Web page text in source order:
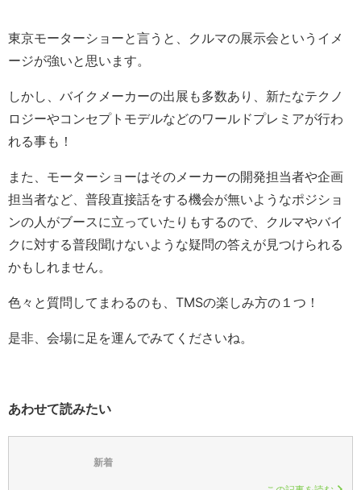
東京モーターショーと言うと、クルマの展示会というイメ
ージが強いと思います。
しかし、バイクメーカーの出展も多数あり、新たなテクノ
ロジーやコンセプトモデルなどのワールドプレミアが行わ
れる事も！
また、モーターショーはそのメーカーの開発担当者や企画
担当者など、普段直接話をする機会が無いようなポジショ
ンの人がブースに立っていたりもするので、クルマやバイ
クに対する普段聞けないような疑問の答えが見つけられる
かもしれません。
色々と質問してまわるのも、TMSの楽しみ方の１つ！
是非、会場に足を運んでみてくださいね。
あわせて読みたい
新着